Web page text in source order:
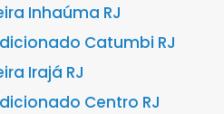
Inhaúma RJ
Catumbi RJ
Irajá RJ
Centro RJ